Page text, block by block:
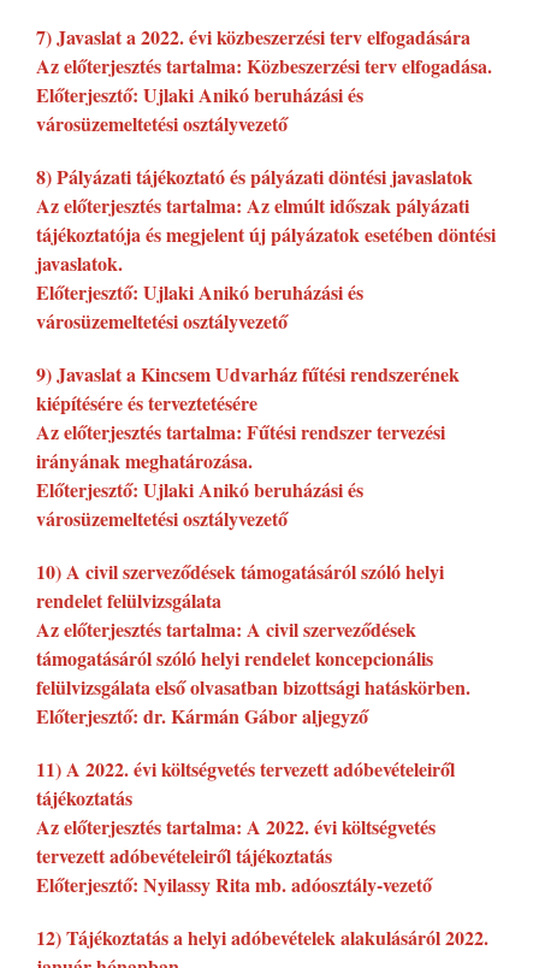
7) Javaslat a 2022. évi közbeszerzési terv elfogadására
Az előterjesztés tartalma: Közbeszerzési terv elfogadása.
Előterjesztő: Ujlaki Anikó beruházási és
városüzemeltetési osztályvezető
8) Pályázati tájékoztató és pályázati döntési javaslatok
Az előterjesztés tartalma: Az elmúlt időszak pályázati
tájékoztatója és megjelent új pályázatok esetében döntési
javaslatok.
Előterjesztő: Ujlaki Anikó beruházási és
városüzemeltetési osztályvezető
9) Javaslat a Kincsem Udvarház fűtési rendszerének
kiépítésére és terveztetésére
Az előterjesztés tartalma: Fűtési rendszer tervezési
irányának meghatározása.
Előterjesztő: Ujlaki Anikó beruházási és
városüzemeltetési osztályvezető
10) A civil szerveződések támogatásáról szóló helyi
rendelet felülvizsgálata
Az előterjesztés tartalma: A civil szerveződések
támogatásáról szóló helyi rendelet koncepcionális
felülvizsgálata első olvasatban bizottsági hatáskörben.
Előterjesztő: dr. Kármán Gábor aljegyző
11) A 2022. évi költségvetés tervezett adóbevételeiről
tájékoztatás
Az előterjesztés tartalma: A 2022. évi költségvetés
tervezett adóbevételeiről tájékoztatás
Előterjesztő: Nyilassy Rita mb. adóosztály-vezető
12) Tájékoztatás a helyi adóbevételek alakulásáról 2022.